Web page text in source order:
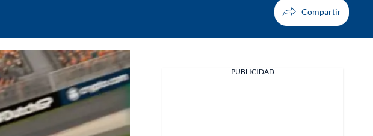
PUBLICIDAD